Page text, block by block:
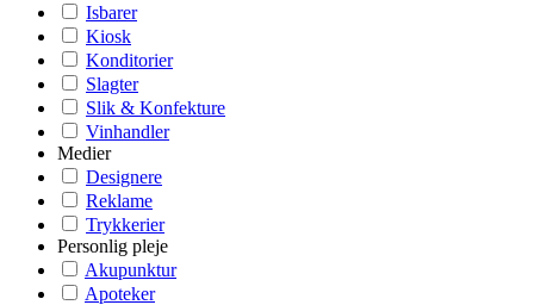
Isbarer
Kiosk
Konditorier
Slagter
Slik & Konfekture
Vinhandler
Medier
Designere
Reklame
Trykkerier
Personlig pleje
Akupunktur
Apoteker